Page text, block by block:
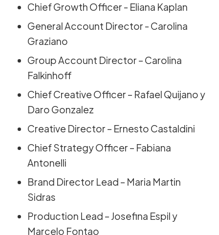
Chief Growth Officer - Eliana Kaplan
General Account Director - Carolina
Graziano
Group Account Director – Carolina
Falkinhoff
Chief Creative Officer – Rafael Quijano y
Daro Gonzalez
Creative Director – Ernesto Castaldini
Chief Strategy Officer – Fabiana
Antonelli
Brand Director Lead – Maria Martin
Sidras
Production Lead – Josefina Espil y
Marcelo Fontao